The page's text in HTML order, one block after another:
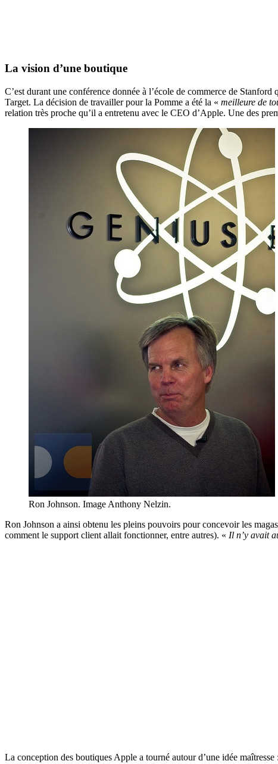
La vision d’une boutique
C’est durant une conférence donnée à l’école de commerce de
Target. La décision de travailler pour la Pomme a été la « meilleure de
relation très proche qu’il a entretenu avec le CEO d’Apple. Une des
Ron Johnson. Image Anthony Nelzin.
Ron Johnson a ainsi obtenu les pleins pouvoirs pour concevoir les
comment le support client allait fonctionner, entre autres). « Il n’y avait
La conception des boutiques Apple a tourné autour d’une idée